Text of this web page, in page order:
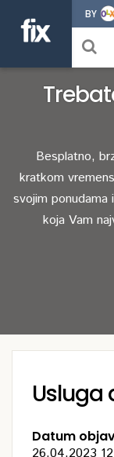
BY
Besplatno,
kratkom
svojim
koja Vam
Usluga
Datum